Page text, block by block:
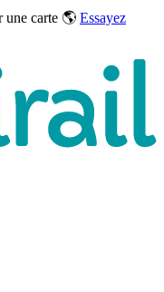
une carte 🌎 Essayez